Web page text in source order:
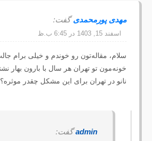
مهدی پورمحمدی گفت:
اسفند 15, 1403 در 6:45 ب.ظ
نانو در تهران برای این مشکل چقدر موثره؟
admin گفت: